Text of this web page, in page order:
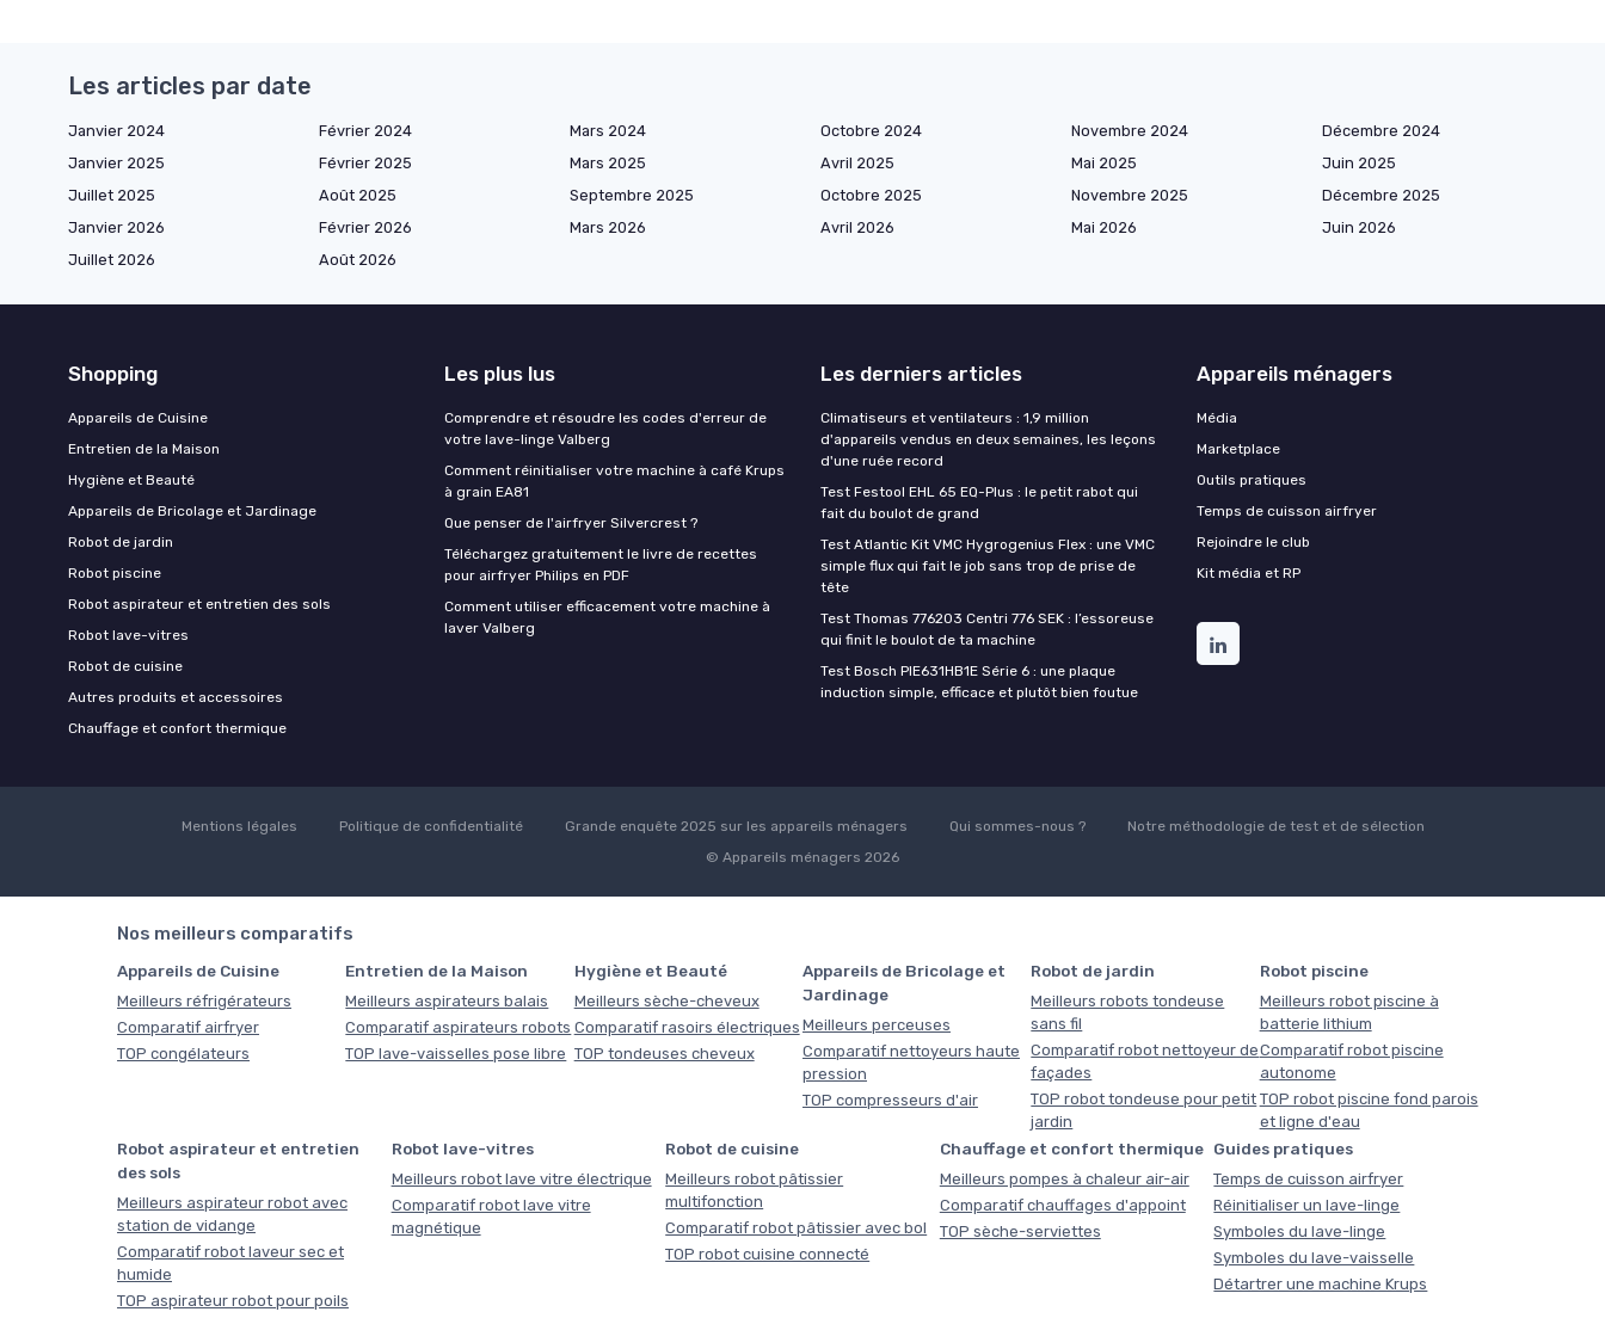
Les articles par date
Janvier 2024 Février 2024 Mars 2024 Octobre 2024 Novembre 2024
Décembre 2024
Janvier 2025
Février 2025 Mars 2025 Avril 2025 Mai 2025
Juin 2025
Juillet 2025
Août 2025 Septembre 2025 Octobre 2025 Novembre 2025
Décembre 2025
Janvier 2026
Février 2026 Mars 2026 Avril 2026 Mai 2026
Juin 2026
Juillet 2026
Août 2026
Shopping
Appareils de Cuisine
Entretien de la Maison
Hygiène et Beauté
Appareils de Bricolage et Jardinage
Robot de jardin
Robot piscine
Robot aspirateur et entretien des sols
Robot lave-vitres
Robot de cuisine
Autres produits et accessoires
Chauffage et confort thermique
Les plus lus
Comprendre et résoudre les codes d'erreur de
votre lave-linge Valberg
Comment réinitialiser votre machine à café Krups
à grain EA81
Que penser de l'airfryer Silvercrest ?
Téléchargez gratuitement le livre de recettes
pour airfryer Philips en PDF
Comment utiliser efficacement votre machine à
laver Valberg
Les derniers articles
Climatiseurs et ventilateurs : 1,9 million
d'appareils vendus en deux semaines, les leçons
d'une ruée record
Test Festool EHL 65 EQ-Plus : le petit rabot qui
fait du boulot de grand
Test Atlantic Kit VMC Hygrogenius Flex : une VMC
simple flux qui fait le job sans trop de prise de
tête
Test Thomas 776203 Centri 776 SEK : l’essoreuse
qui finit le boulot de ta machine
Test Bosch PIE631HB1E Série 6 : une plaque
induction simple, efficace et plutôt bien foutue
Appareils ménagers
Média
Marketplace
Outils pratiques
Temps de cuisson airfryer
Rejoindre le club
Kit média et RP
Mentions légales Politique de confidentialité Grande enquête 2025 sur les appareils ménagers Qui sommes-nous ?
Notre méthodologie de test et de sélection
© Appareils ménagers 2026
Nos meilleurs comparatifs
Appareils de Cuisine
Meilleurs réfrigérateurs
Comparatif airfryer
TOP congélateurs
Entretien de la Maison
Meilleurs aspirateurs balais
Comparatif aspirateurs robots
TOP lave-vaisselles pose libre
Hygiène et Beauté
Meilleurs sèche-cheveux
Comparatif rasoirs électriques
TOP tondeuses cheveux
Appareils de Bricolage et
Jardinage
Meilleurs perceuses
Comparatif nettoyeurs haute
pression
TOP compresseurs d'air
Robot de jardin
Meilleurs robots tondeuse
sans fil
Comparatif robot nettoyeur de
façades
TOP robot tondeuse pour petit
jardin
Robot piscine
Meilleurs robot piscine à
batterie lithium
Comparatif robot piscine
autonome
TOP robot piscine fond parois
et ligne d'eau
Robot aspirateur et entretien
des sols
Meilleurs aspirateur robot avec
station de vidange
Comparatif robot laveur sec et
humide
TOP aspirateur robot pour poils
Robot lave-vitres
Meilleurs robot lave vitre électrique
Comparatif robot lave vitre
magnétique
Robot de cuisine
Meilleurs robot pâtissier
multifonction
Comparatif robot pâtissier avec bol
TOP robot cuisine connecté
Chauffage et confort thermique
Meilleurs pompes à chaleur air-air
Comparatif chauffages d'appoint
TOP sèche-serviettes
Guides pratiques
Temps de cuisson airfryer
Réinitialiser un lave-linge
Symboles du lave-linge
Symboles du lave-vaisselle
Détartrer une machine Krups